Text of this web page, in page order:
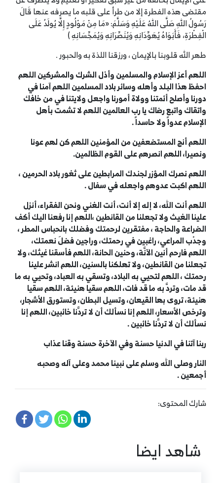
مقتضى هذه الفطرة إلا من طرأ على قلبه ما يصرفه عنها قَالَ
رَسُولُ اللهِ صَلَّى اللهُ عَلَيْهِ وَسَلَّمَ: «مَا مِنْ مَوْلُودٍ إِلَّا يُولَدُ عَلَى
الْفِطْرَةِ، فَأَبَوَاهُ يُهَوِّدَانِهِ وَيُنَصِّرَانِهِ وَيُمَجِّسَانِهِ )
طهر الله قلوبنا بالإيمان ، ورزقنا اللذة به والحبور .
اللهم أعز الإسلاموالمسلمين وأذل الشرك والمشركين اللهم
احفظ هذا البلد وأهله وسائر بلاد المسلميناللهم آمنا في
دورنا وأصلح أئمتنا وولاة أمورنا واجعل ولايتنا في من خافك
واتقاكواتبع رضاك يا رب العالمين اللهم لا تشمت بأهل
الإسلام عدواً ولا حاسداً .
اللهم أنج المستضعفين من المؤمنين اللهم كن لهم عونا
ونصيرا، اللهم انصرهم على القوم الظالمين.
اللهم نصرك المؤزر لجندك المرابطين على ثغور بلاد الحرمين ،
اللهم اكبت عدوهم واجعله في سفال .
اللهم أنت الله، لا إله إلا أنت، أنت الغني ونحن الفقراء، أنزل
علينا الغيث ولا تجعلنا من القانطين ،اللهم إنا رفعنا اليك أكف
الضراعة والحاجة ، مفتقرين لرحمتك وفضلك بانحباس المطر ،
وجدْب المراعي، راغبين في رحمتك، وراجين فضلَ نعمتك،
اللهم فارحم أنين الآنَّة، وحنين الحانة، اللهم فأسقنا غيثك، ولا
تجعلنا من القانطين، ولا تهلكنا بالسنين، اللهم انشر علينا
رحمتك ، اللهم لتحيي به البلاد، وتسقي به العباد، وتحيي به ما
قد مات، وتردَّ به ما قد فات، اللهم سقيا هنيئة، اللهم سقيا
هنيئة، تروى بها القيعان، وتسيل البطان، وتستورق الأشجار،
وترخص الأسعار، اللهم إنا نسألك أن لا تردَّنا خائبين، اللهم إنا
نسألك أن لا تردَّنا خائبين .
ربنا آتنا في الدنيا حسنة وفي الآخرةحسنة وقنا عذاب
النار وصلى الله وسلم على نبينا محمد وعلى آله وصحبه
أجمعين .
شارك المحتوى:
شاهد ايضا